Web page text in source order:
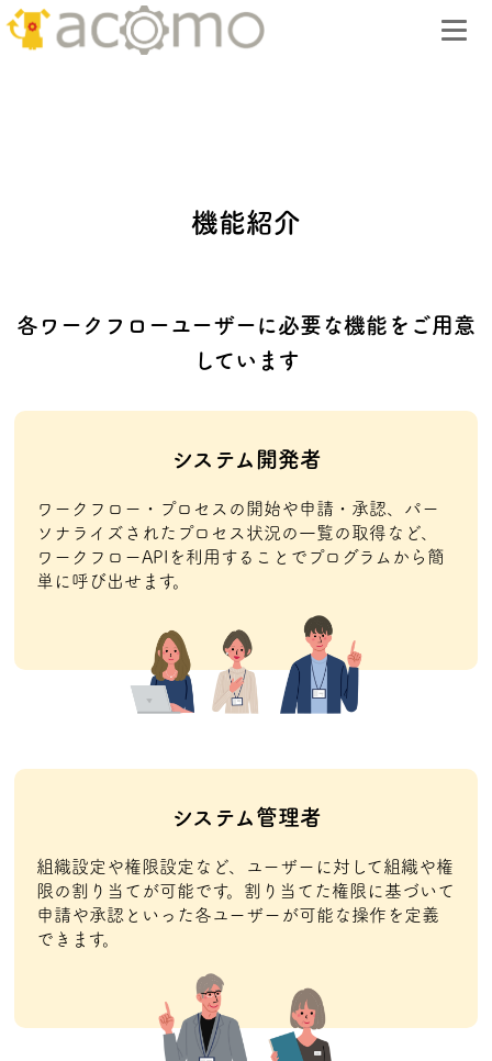
機能紹介
各ワークフローユーザーに必要な機能をご用意
しています
システム開発者
ワークフロー・プロセスの開始や申請・承認、パー
ソナライズされたプロセス状況の一覧の取得など、
ワークフローAPIを利用することでプログラムから簡
単に呼び出せます。
システム管理者
組織設定や権限設定など、ユーザーに対して組織や権
限の割り当てが可能です。割り当てた権限に基づいて
申請や承認といった各ユーザーが可能な操作を定義
できます。